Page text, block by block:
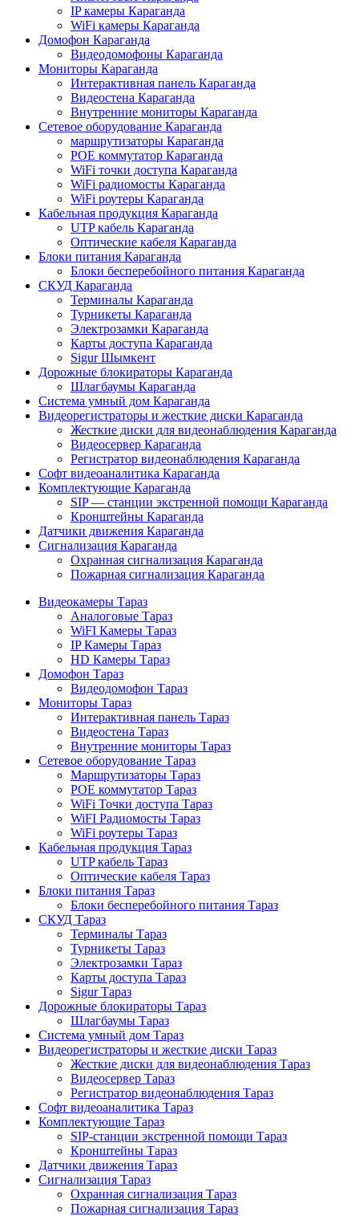
IP камеры Караганда
WiFi камеры Караганда
Домофон Караганда
Видеодомофоны Караганда
Мониторы Караганда
Интерактивная панель Караганда
Видеостена Караганда
Внутренние мониторы Караганда
Сетевое оборудование Караганда
маршрутизаторы Караганда
POE коммутатор Караганда
WiFi точки доступа Караганда
WiFi радиомосты Караганда
WiFi роутеры Караганда
Кабельная продукция Караганда
UTP кабель Караганда
Оптические кабеля Караганда
Блоки питания Караганда
Блоки бесперебойного питания Караганда
СКУД Караганда
Терминалы Караганда
Турникеты Караганда
Электрозамки Караганда
Карты доступа Караганда
Sigur Шымкент
Дорожные блокираторы Караганда
Шлагбаумы Караганда
Система умный дом Караганда
Видеорегистраторы и жесткие диски Караганда
Жесткие диски для видеонаблюдения Караганда
Видеосервер Караганда
Регистратор видеонаблюдения Караганда
Софт видеоаналитика Караганда
Комплектующие Караганда
SIP — станции экстренной помощи Караганда
Кронштейны Караганда
Датчики движения Караганда
Сигнализация Караганда
Охранная сигнализация Караганда
Пожарная сигнализация Караганда
Видеокамеры Тараз
Аналоговые Тараз
WiFI Камеры Тараз
IP Камеры Тараз
HD Камеры Тараз
Домофон Тараз
Видеодомофон Тараз
Мониторы Тараз
Интерактивная панель Тараз
Видеостена Тараз
Внутренние мониторы Тараз
Сетевое оборудование Тараз
Маршрутизаторы Тараз
POE коммутатор Тараз
WiFi Точки доступа Тараз
WiFI Радиомосты Тараз
WiFi роутеры Тараз
Кабельная продукция Тараз
UTP кабель Тараз
Оптические кабеля Тараз
Блоки питания Тараз
Блоки бесперебойного питания Тараз
СКУД Тараз
Терминалы Тараз
Турникеты Тараз
Электрозамки Тараз
Карты доступа Тараз
Sigur Тараз
Дорожные блокираторы Тараз
Шлагбаумы Тараз
Система умный дом Тараз
Видеорегистраторы и жесткие диски Тараз
Жесткие диски для видеонаблюдения Тараз
Видеосервер Тараз
Регистратор видеонаблюдения Тараз
Софт видеоаналитика Тараз
Комплектующие Тараз
SIP-станции экстренной помощи Тараз
Кронштейны Тараз
Датчики движения Тараз
Сигнализация Тараз
Охранная сигнализация Тараз
Пожарная сигнализация Тараз